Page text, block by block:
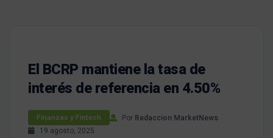
El BCRP mantiene la tasa de
interés de referencia en 4.50%
Finanzas y Fintech Por Redaccion MarketNews
19 agosto, 2025